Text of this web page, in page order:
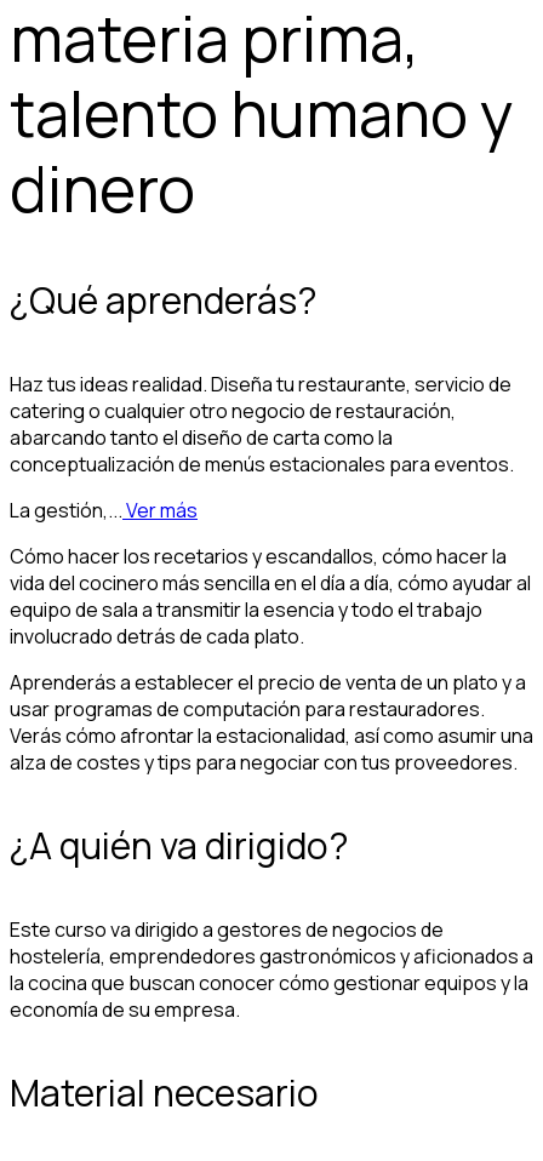
materia prima,
talento humano y
dinero
¿Qué aprenderás?
Haz tus ideas realidad. Diseña tu restaurante, servicio de
catering o cualquier otro negocio de restauración,
abarcando tanto el diseño de carta como la
conceptualización de menús estacionales para eventos.
La gestión,...Ver más
Cómo hacer los recetarios y escandallos, cómo hacer la
vida del cocinero más sencilla en el día a día, cómo ayudar al
equipo de sala a transmitir la esencia y todo el trabajo
involucrado detrás de cada plato.
Aprenderás a establecer el precio de venta de un plato y a
usar programas de computación para restauradores.
Verás cómo afrontar la estacionalidad, así como asumir una
alza de costes y tips para negociar con tus proveedores.
¿A quién va dirigido?
Este curso va dirigido a gestores de negocios de
hostelería, emprendedores gastronómicos y aficionados a
la cocina que buscan conocer cómo gestionar equipos y la
economía de su empresa.
Material necesario